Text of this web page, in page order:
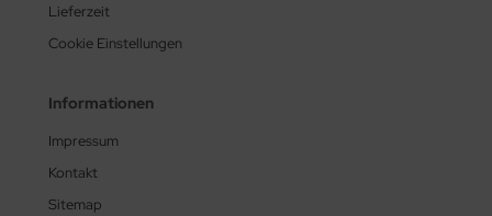
Lieferzeit
Cookie Einstellungen
Informationen
Impressum
Kontakt
Sitemap